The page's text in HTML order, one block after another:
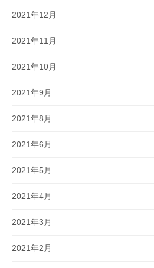
2021年12月
2021年11月
2021年10月
2021年9月
2021年8月
2021年6月
2021年5月
2021年4月
2021年3月
2021年2月